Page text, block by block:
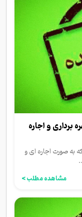
برداری و اجاره
به صورت اجاره ای و
مشاهده مطلب >